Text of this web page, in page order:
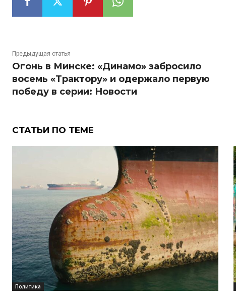
Предыдущая статья
Огонь в Минске: «Динамо» забросило
восемь «Трактору» и одержало первую
победу в серии: Новости
СТАТЬИ ПО ТЕМЕ
Политика